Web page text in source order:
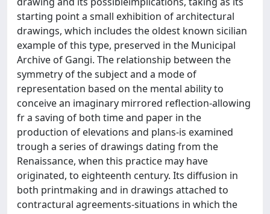
starting point a small exhibition of architectural
drawings, which includes the oldest known sicilian
example of this type, preserved in the Municipal
Archive of Gangi. The relationship between the
symmetry of the subject and a mode of
representation based on the mental ability to
conceive an imaginary mirrored reflection-allowing
fr a saving of both time and paper in the
production of elevations and plans-is examined
trough a series of drawings dating from the
Renaissance, when this practice may have
originated, to eighteenth century. Its diffusion in
both printmaking and in drawings attached to
contractural agreements-situations in which the